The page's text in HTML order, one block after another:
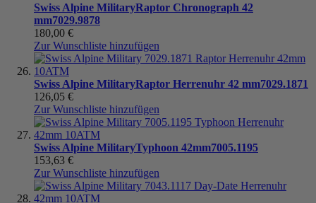
Swiss Alpine MilitaryRaptor Chronograph 42
mm7029.9878
180,00 €
Zur Wunschliste hinzufügen
Swiss Alpine MilitaryRaptor Herrenuhr 42 mm7029.1871
126,05 €
Zur Wunschliste hinzufügen
Swiss Alpine MilitaryTyphoon 42mm7005.1195
153,63 €
Zur Wunschliste hinzufügen